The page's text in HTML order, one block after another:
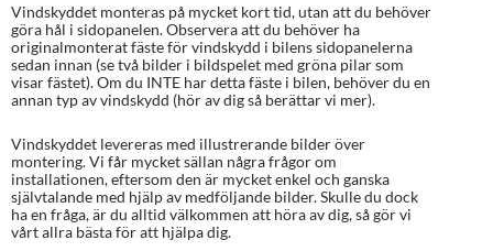
Vindskyddet monteras på mycket kort tid, utan att du behöver
göra hål i sidopanelen. Observera att du behöver ha
originalmonterat fäste för vindskydd i bilens sidopanelerna
sedan innan (se två bilder i bildspelet med gröna pilar som
visar fästet). Om du INTE har detta fäste i bilen, behöver du en
annan typ av vindskydd (hör av dig så berättar vi mer).
Vindskyddet levereras med illustrerande bilder över
montering. Vi får mycket sällan några frågor om
installationen, eftersom den är mycket enkel och ganska
självtalande med hjälp av medföljande bilder. Skulle du dock
ha en fråga, är du alltid välkommen att höra av dig, så gör vi
vårt allra bästa för att hjälpa dig.